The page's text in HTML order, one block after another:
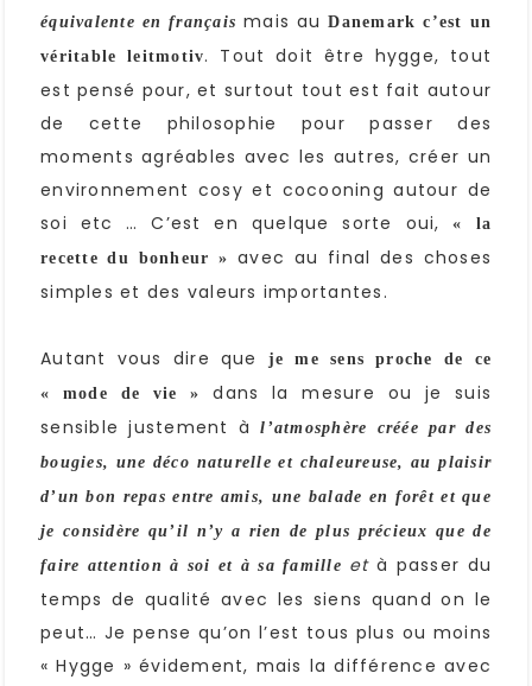
équivalente en français mais auDanemark c’est un
véritable leitmotiv. Tout doit être hygge, tout
est pensé pour, et surtout tout est fait autour
de cette philosophie pour passer des
moments agréables avec les autres, créer un
environnement cosy et cocooning autour de
soi etc … C’est en quelque sorte oui,« la
recette du bonheur » avec au final des choses
simples et des valeurs importantes.
Autant vous dire que
je me sens proche de ce
« mode de vie »
dans la mesure ou je suis
sensible justement àl’atmosphère créée par des
bougies, une déco naturelle et chaleureuse, au plaisir
d’un bon repas entre amis, une balade en forêt et que
je considère qu’il n’y a rien de plus précieux que de
faire attention à soi et à sa famille età passer du
temps de qualité avec les siens quand on le
peut… Je pense qu’on l’est tous plus ou moins
« Hygge » évidement, mais la différence avec